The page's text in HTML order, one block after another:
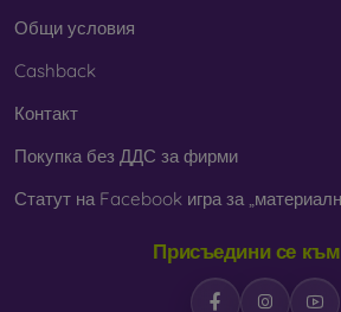
Общи условия
Cashback
Контакт
Покупка без ДДС за фирми
Статут на Facebook игра за
Присъедини се